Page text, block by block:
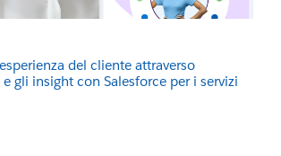
del cliente attraverso
gli insight con Salesforce per i servizi